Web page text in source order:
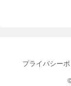
プライバシー